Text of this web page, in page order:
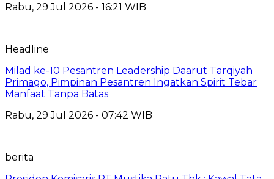
Rabu, 29 Jul 2026 - 16:21 WIB
Headline
Milad ke-10 Pesantren Leadership Daarut Tarqiyah
Primago, Pimpinan Pesantren Ingatkan Spirit Tebar
Manfaat Tanpa Batas
Rabu, 29 Jul 2026 - 07:42 WIB
berita